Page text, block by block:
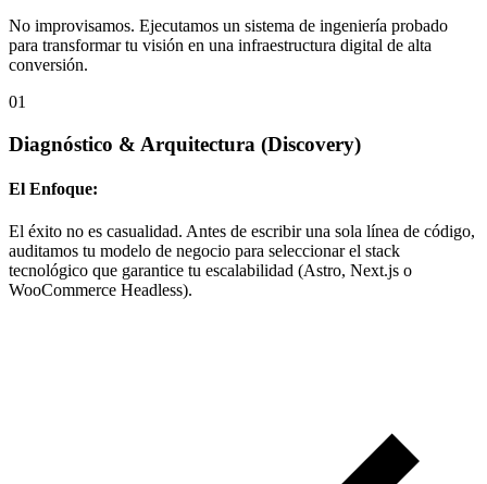
No improvisamos. Ejecutamos un sistema de ingeniería probado
para transformar tu visión en una infraestructura digital de alta
conversión.
01
Diagnóstico & Arquitectura (Discovery)
El Enfoque:
El éxito no es casualidad. Antes de escribir una sola línea de código,
auditamos tu modelo de negocio para seleccionar el stack
tecnológico que garantice tu escalabilidad (Astro, Next.js o
WooCommerce Headless).